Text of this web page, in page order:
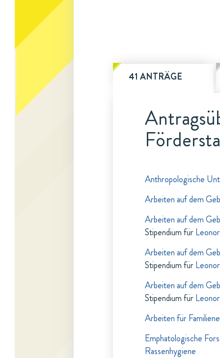
41 ANTRÄGE
Anthropologische
Arbeiten auf dem
Arbeiten auf dem
Stipendium für
Arbeiten auf dem
Stipendium für
Arbeiten auf dem
Stipendium für
Arbeiten für
Emphatologische
Rassenhygiene